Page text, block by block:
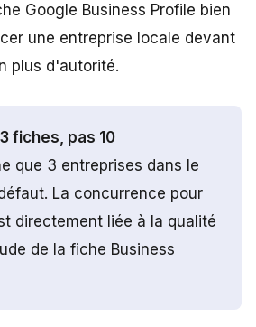
Google Business Profile bien
une entreprise locale devant
plus d'autorité.
fiches, pas 10
que 3 entreprises dans le
La concurrence pour
directement liée à la qualité
de la fiche Business